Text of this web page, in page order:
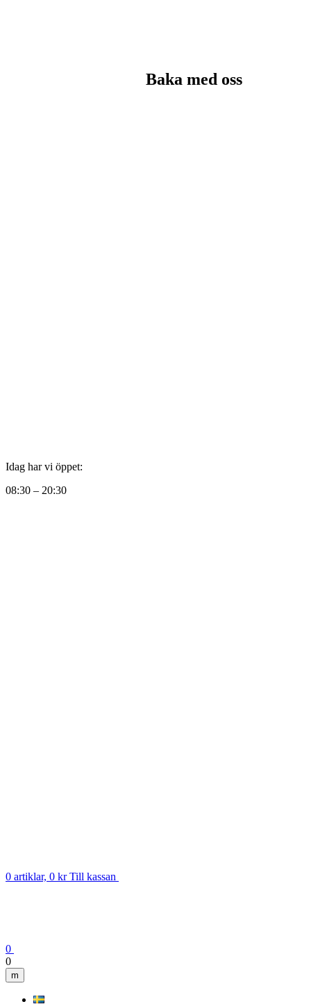
Baka med oss
Idag har vi öppet:
08:30 – 20:30
0 artiklar, 0 krTill kassan
0
0
m